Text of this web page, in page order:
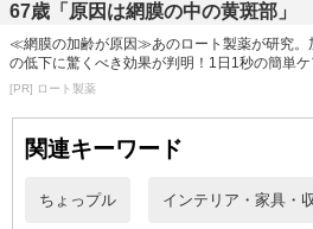
67歳「原因は網膜の中の黄斑部」
≪網膜の加齢が原因≫あのロート製薬が研究。
の低下に驚くべき効果が判明！1日1秒の簡単ケ
[PR] ロート製薬
関連キーワード
ちょっプル インテリア・家具・